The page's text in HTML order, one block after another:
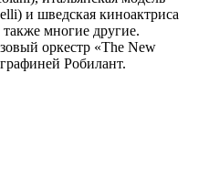
и шведская киноактриса
многие другие.
оркестр «The New
Робилант.